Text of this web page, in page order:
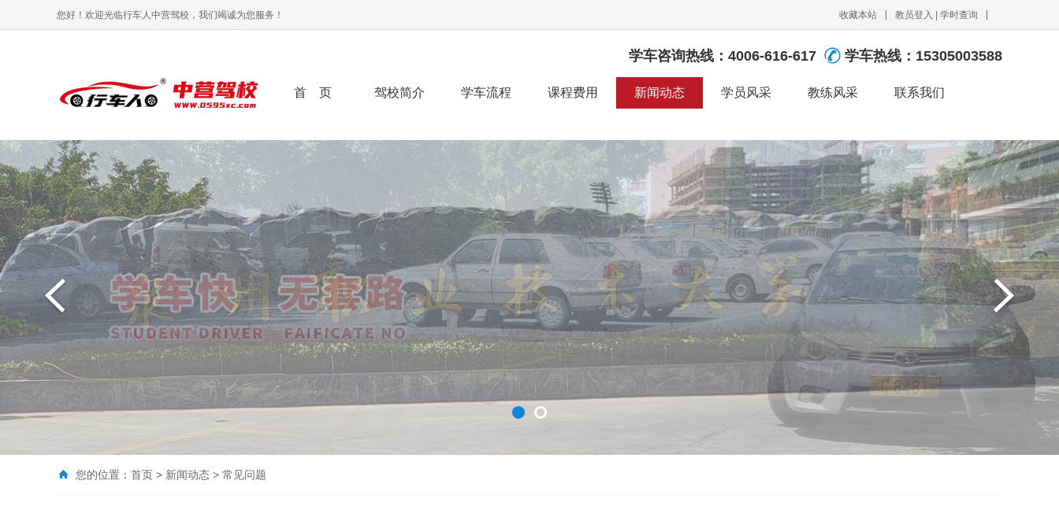
您好！欢迎光临行车人中营驾校，我们竭诚为您服务！ 收藏本站 教员登入 学时查询
首 页 驾校简介 学车流程 课程费用 新闻动态 学员风采 教练风采 联系我们
学车咨询热线： 4006-616-617 学车热线： 15305003588
您的位置： 首页 > 新闻动态 > 常见问题